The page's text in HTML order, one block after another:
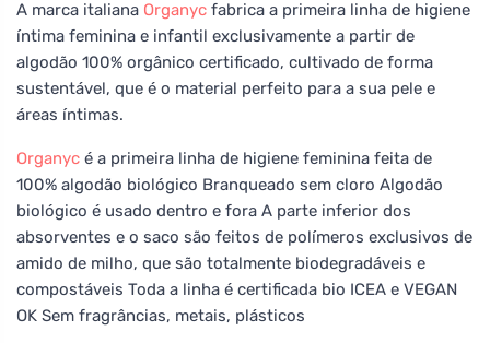
A marca italiana Organyc fabrica a primeira linha de higiene
íntima feminina e infantil exclusivamente a partir de
algodão 100% orgânico certificado, cultivado de forma
sustentável, que é o material perfeito para a sua pele e
áreas íntimas.
Organyc é a primeira linha de higiene feminina feita de
100% algodão biológico Branqueado sem cloro Algodão
biológico é usado dentro e fora A parte inferior dos
absorventes e o saco são feitos de polímeros exclusivos de
amido de milho, que são totalmente biodegradáveis e
compostáveis Toda a linha é certificada bio ICEA e VEGAN
OK Sem fragrâncias, metais, plásticos